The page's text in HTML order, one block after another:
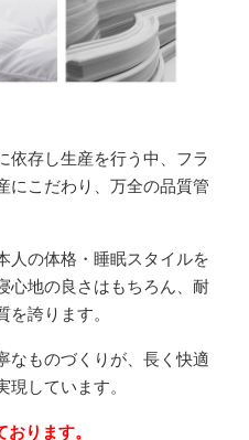
依存し生産を行う中、フラ
にこだわり、万全の品質管
人の体格・睡眠スタイルを
心地の良さはもちろん、耐
誇ります。
なものづくりが、長く快適
しています。
ります。